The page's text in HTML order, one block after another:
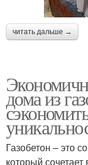
читать дальше →
дома из
Газобетон – это
который